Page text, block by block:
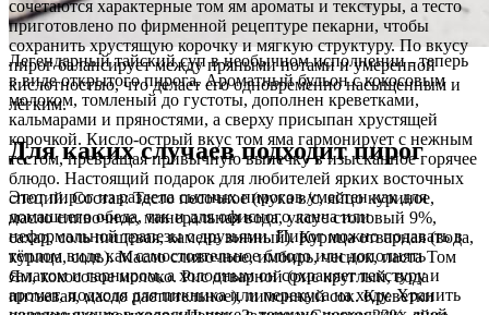
Легендарный тайский суп в необычном исполнении - теперь
в виде открытого пирога. Ароматный бульон с кокосовым
молоком, томленый до густоты, дополнен креветками,
кальмарами и пряностями, а сверху присыпан хрустящей
корочкой. Кисло-острый вкус том яма гармонирует с нежным
тестом, превращая привычную выпечку в изысканное горячее
блюдо. Настоящий подарок для любителей ярких восточных
специй. Состав: Тесто песочное (мука в/с, яйцо куриное,
масло сливочное, минеральная вода, уксус столовый 9%,
сахар, соль пищевая, камень винный). Курица отварная (вода,
курица, соль). Масло сливочное, имбирь, чеснок, паста Том
Ям, кокосовое молоко. Рис отварной (рис круглый, вода
питьевая, масло растительное), лимонный сок. Креветки
сочетаются характерные том ям ароматы и текстуры, а тесто
приготовлено по фирменной рецептуре пекарни, чтобы
сохранить хрустящую корочку и мягкую структуру. По вкусу
пирог балансирует между пряными нотами и умеренной
кислотностью, что делает его одновременно насыщенным и
лёгким.
Для каких случаев подходит пирог
Этот пирог из раздела сытных пирогов уместен как для
домашнего обеда, так и для офисного ланча или
неформальной трапезы с друзьями. Пирог можно подавать в
тёплом виде как самостоятельное блюдо или дополнять
салатом и гарниром, а холодным он сохраняет текстуру и
аромат, подходя для пикника или перекуса на ходу. Хранить